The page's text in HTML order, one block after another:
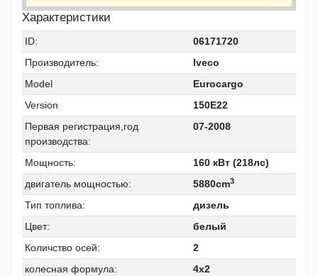
Xарактеристики
ID:
06171720
Производитель:
Iveco
Model
Eurocargo
Version
150E22
Первая регистрация,год
производства:
07-2008
Mощность:
160 кВт (218лс)
двигатель мощностью:
5880cm3
Тип топлива:
дизель
Цвет:
белый
Количство осей:
2
колесная формула:
4x2